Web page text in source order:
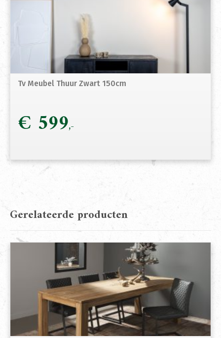
Tv Meubel Thuur Zwart 150cm
€ 599
Gerelateerde producten